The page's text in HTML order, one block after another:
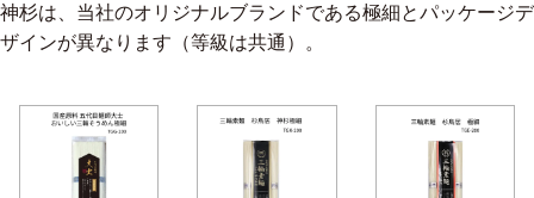
神杉は、当社のオリジナルブランドである極細とパッケージデ
ザインが異なります（等級は共通）。